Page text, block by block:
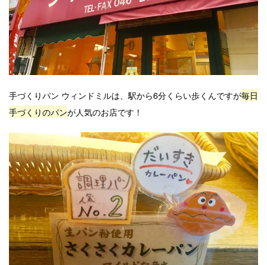
手づくりパン ウィンドミルは、駅から6分くらい歩くんですが毎日
手づくりのパンが人気のお店です！